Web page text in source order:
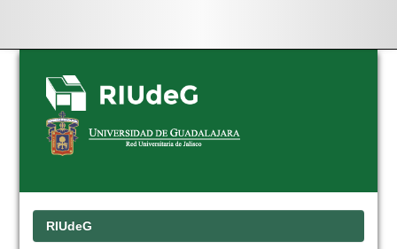
Skip
navigation
RIUdeG